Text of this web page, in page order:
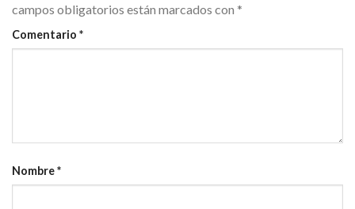
campos obligatorios están marcados con *
Comentario *
Nombre*